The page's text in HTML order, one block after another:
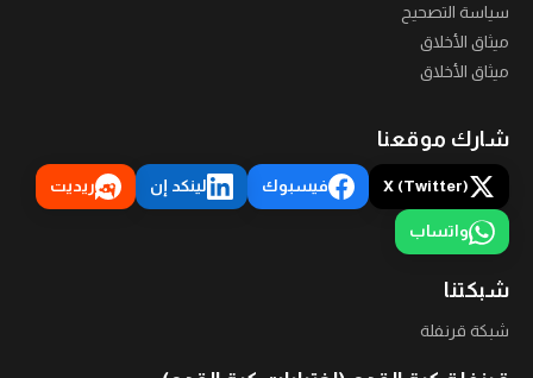
سياسة التصحيح
ميثاق الأخلاق
ميثاق الأخلاق
شارك موقعنا
X (Twitter) فيسبوك لينكد إن ريديت
واتساب
شبكتنا
شبكة قرنفلة